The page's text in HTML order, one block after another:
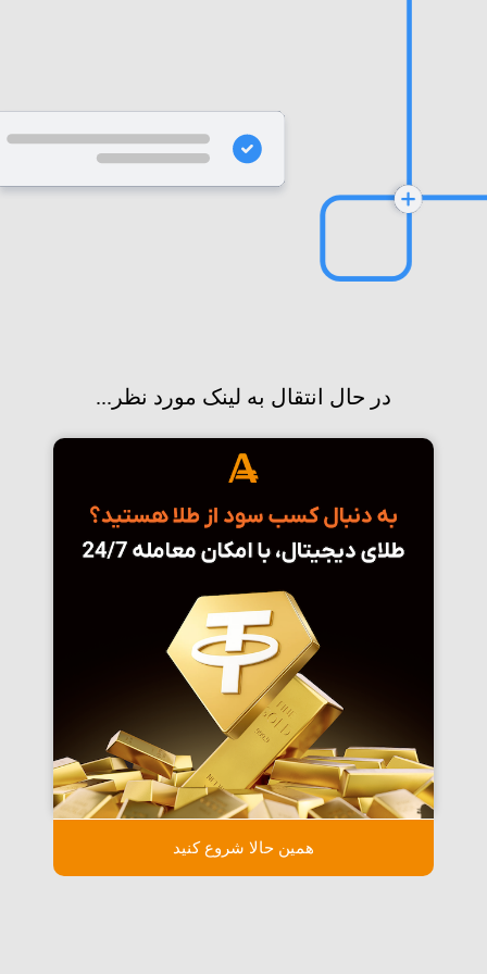
در حال انتقال به لینک مورد نظر...
همین حالا شروع کنید